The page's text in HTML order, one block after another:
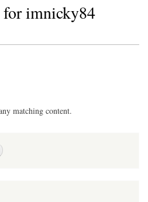
imnicky84
matching content.